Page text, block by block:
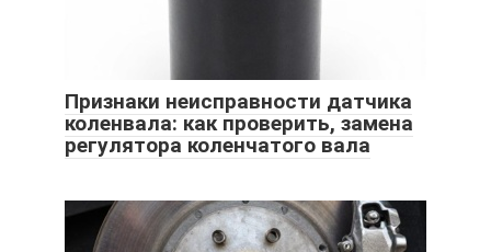
Признаки неисправности датчика
коленвала: как проверить, замена
регулятора коленчатого вала